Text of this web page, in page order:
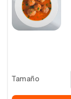
Tamaño